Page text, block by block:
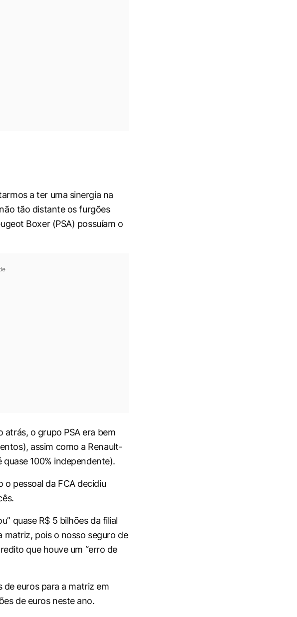
a ter uma sinergia na
tão distante os furgões
Boxer (PSA) possuíam o
o grupo PSA era bem
assim como a Renault-
100% independente).
o pessoal da FCA decidiu
quase R$ 5 bilhões da filial
matriz, pois o nosso seguro de
que houve um “erro de
de euros para a matriz em
de euros neste ano.